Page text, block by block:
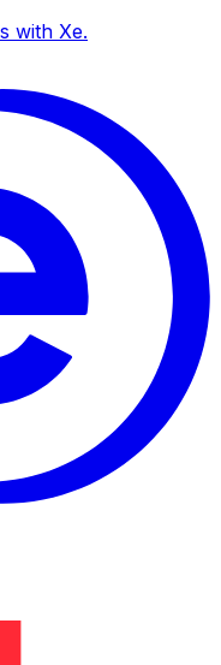
with Xe.